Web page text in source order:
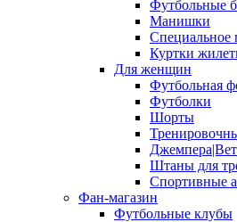
Футбольные
Манишки
Специальное
Куртки
Для женщин
Футбольная
Футболки
Шорты
Штаны для
Спортивные
Фан-магазин
Футбольные клубы